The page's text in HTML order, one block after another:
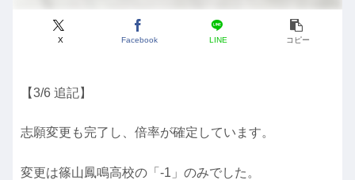
X Facebook LINE コピー
【3/6 追記】
志願変更も完了し、倍率が確定しています。
変更は篠山鳳鳴高校の「-1」のみでした。